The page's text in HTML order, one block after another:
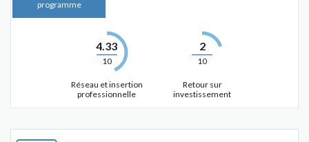
programme
4.33
10
Réseau et insertion
professionnelle
2
10
Retour sur
investissement